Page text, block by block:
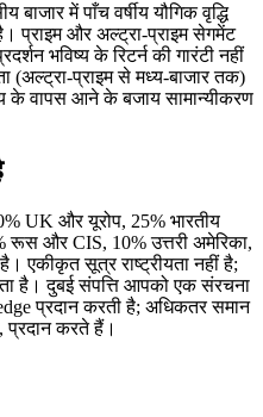
में पाँच वर्षीय यौगिक वृद्धि
प्राइम और अल्ट्रा-प्राइम सेगमेंट
भविष्य के रिटर्न की गारंटी नहीं
(अल्ट्रा-प्राइम से मध्य-बाजार तक)
के वापस आने के बजाय सामान्यीकरण
UK और यूरोप, 25% भारतीय
रूस और CIS, 10% उत्तरी अमेरिका,
एकीकृत सूत्र राष्ट्रीयता नहीं है;
है। दुबई संपत्ति आपको एक संरचना
प्रदान करती है; अधिकतर समान
प्रदान करते हैं।